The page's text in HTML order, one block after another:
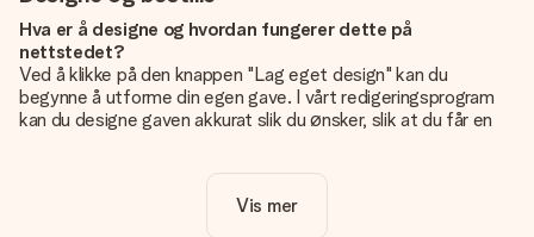
Hva er å designe og hvordan fungerer dette på
nettstedet?
Ved å klikke på den knappen "Lag eget design" kan du
begynne å utforme din egen gave. I vårt redigeringsprogram
kan du designe gaven akkurat slik du ønsker, slik at du får en
å gjøre gaven din helt unik.
Vis mer